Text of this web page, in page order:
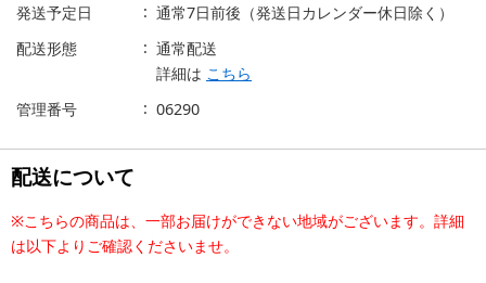
発送予定日
通常7日前後（発送日カレンダー休日除く）
配送形態
通常配送
詳細は こちら
管理番号
06290
配送について
※こちらの商品は、一部お届けができない地域がございます。詳細
は以下よりご確認くださいませ。